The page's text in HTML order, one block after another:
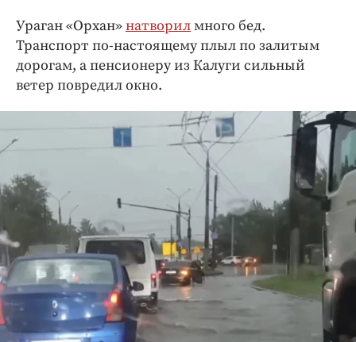
Ураган «Орхан»натворилмного бед.
Транспорт по-настоящему плыл по залитым
дорогам, а пенсионеру из Калуги сильный
ветер повредил окно.